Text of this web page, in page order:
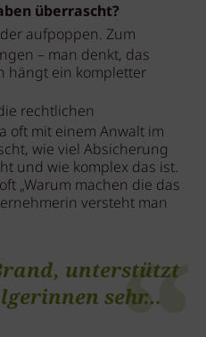
überrascht?
aufpoppen. Zum
– man denkt, das
hängt ein kompletter
rechtlichen
oft mit einem Anwalt im
wie viel Absicherung
und wie komplex das ist.
„Warum machen die das
versteht man
unterstützt
sehr…